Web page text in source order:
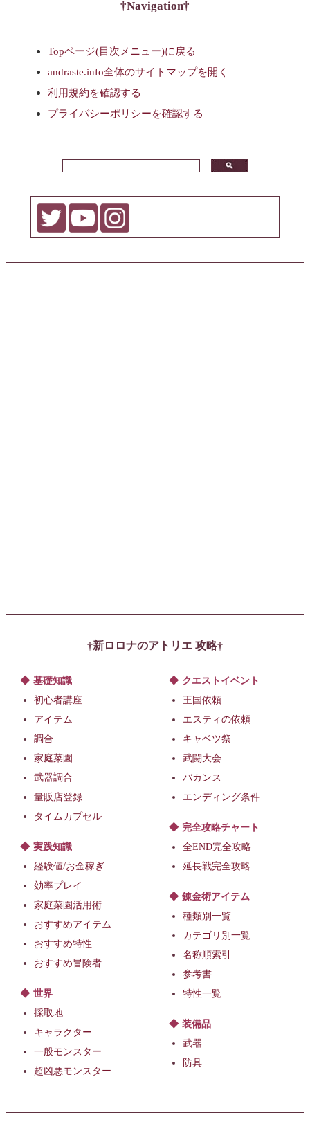
Navigation
Topページ(目次メニュー)に戻る
andraste.info全体のサイトマップを開く
利用規約を確認する
プライバシーポリシーを確認する
新ロロナのアトリエ 攻略
基礎知識
初心者講座
アイテム
調合
家庭菜園
武器調合
量販店登録
タイムカプセル
実践知識
経験値/お金稼ぎ
効率プレイ
家庭菜園活用術
おすすめアイテム
おすすめ特性
おすすめ冒険者
世界
採取地
キャラクター
一般モンスター
超凶悪モンスター
クエストイベント
王国依頼
エスティの依頼
キャベツ祭
武闘大会
バカンス
エンディング条件
完全攻略チャート
全END完全攻略
延長戦完全攻略
錬金術アイテム
種類別一覧
カテゴリ別一覧
名称順索引
参考書
特性一覧
装備品
武器
防具